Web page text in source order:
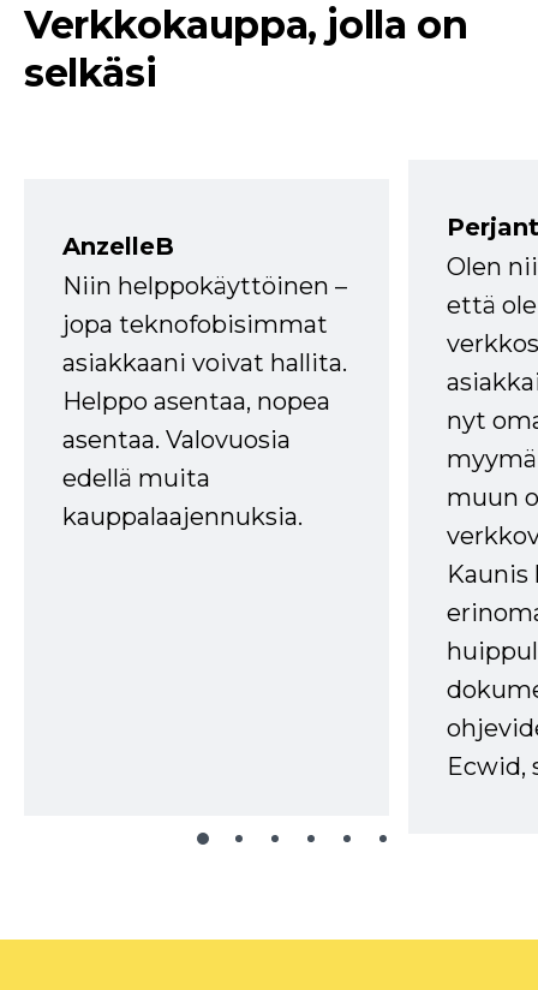
Verkkokauppa, jolla on
selkäsi
AnzelleB
Niin helppokäyttöinen –
jopa teknofobisimmat
asiakkaani voivat hallita.
Helppo asentaa, nopea
asentaa. Valovuosia
edellä muita
kauppalaajennuksia.
Olen
että
nyt
muun
Kaunis
Ecwid,